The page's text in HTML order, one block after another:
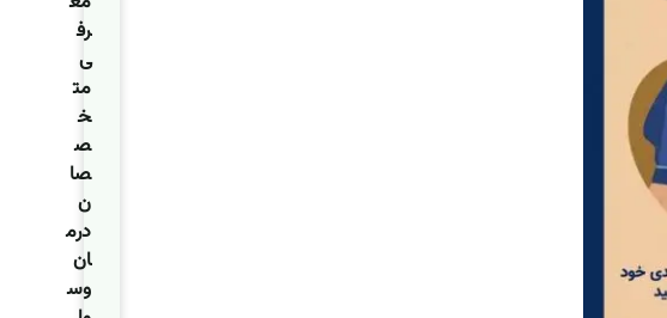
رف
ی
مت
خ
ص
صا
ن
درم
ان
وس